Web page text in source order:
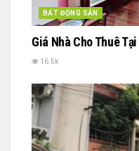
BẤT ĐỘNG SẢN
Giá Nhà Cho Thuê
16.5k